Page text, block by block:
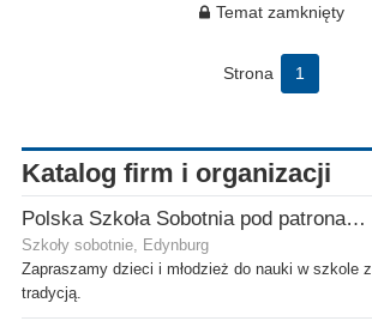
Temat zamknięty
Strona 1
Katalog firm i organizacji
Polska Szkoła Sobotnia pod patronatem SPK w Edynburgu - Filia Stenhouse
Szkoły sobotnie, Edynburg
Zapraszamy dzieci i młodzież do nauki w szkole z
tradycją.